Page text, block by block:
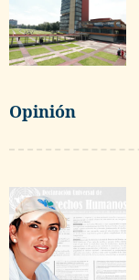
Opinión